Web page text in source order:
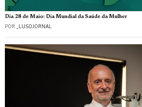
Dia 28 de Maio: Dia Mundial da Saúde da Mulher
POR _LUSOJORNAL